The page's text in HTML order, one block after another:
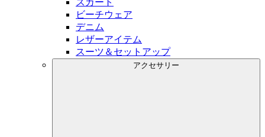
ビーチウェア
デニム
レザーアイテム
スーツ＆セットアップ
アクセサリー